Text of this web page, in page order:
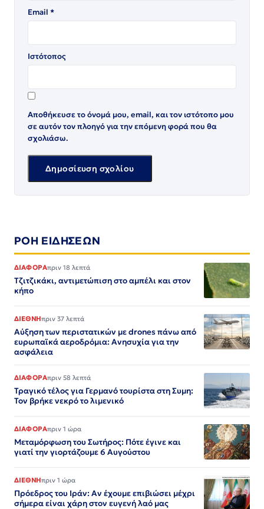
Email *
Ιστότοπος
Αποθήκευσε το όνομά μου, email, και τον ιστότοπο μου
σε αυτόν τον πλοηγό για την επόμενη φορά που θα
σχολιάσω.
ΡΟΗ ΕΙΔΗΣΕΩΝ
ΔΙΑΦΟΡΑπριν 18 λεπτά
Τζιτζικάκι, αντιμετώπιση στο αμπέλι και στον
κήπο
ΔΙΕΘΝΗπριν 37 λεπτά
Αύξηση των περιστατικών με drones πάνω από
ευρωπαϊκά αεροδρόμια: Ανησυχία για την
ασφάλεια
ΔΙΑΦΟΡΑπριν 58 λεπτά
Τραγικό τέλος για Γερμανό τουρίστα στη Συμη:
Τον βρήκε νεκρό το λιμενικό
ΔΙΑΦΟΡΑπριν 1 ώρα
Μεταμόρφωση του Σωτήρος: Πότε έγινε και
γιατί την γιορτάζουμε 6 Αυγούστου
ΔΙΕΘΝΗπριν 1 ώρα
Πρόεδρος του Ιράν: Αν έχουμε επιβιώσει μέχρι
σήμερα είναι χάρη στον ευγενή λαό μας